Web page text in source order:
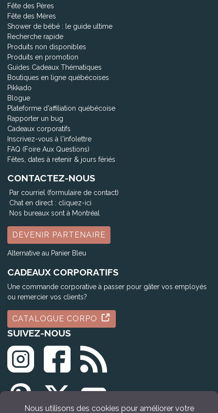
Fête des Pères
Fête des Mères
Shower de bébé : le guide ultime
Recherche rapide
Produits non disponibles
Produits en promotion
Guides Cadeaux Thématiques
Boutiques en ligne québécoises
Pikkado
Blogue
Plateforme d'affiliation québécoise
Rapporter un bug
Cadeaux corporatifs
Inscrivez-vous à l'infolettre
FAQ (Foire Aux Questions)
Fêtes, dates à retenir & jours fériés
CONTACTEZ-NOUS
Par courriel (formulaire de contact)
Chat en direct : cliquez-ici
Nos bureaux sont à Montréal
DEVENIR PARTENAIRE
Alternative au Panier Bleu
CADEAUX CORPORATIFS
Une commande corporative à passer pour gâter vos employés
ou remercier vos clients?
CATALOGUE CORPO
SUIVEZ-NOUS